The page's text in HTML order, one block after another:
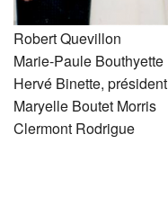
Robert Quevillon
Marie-Paule Bouthyette
Hervé Binette, président
Maryelle Boutet Morris
Clermont Rodrigue